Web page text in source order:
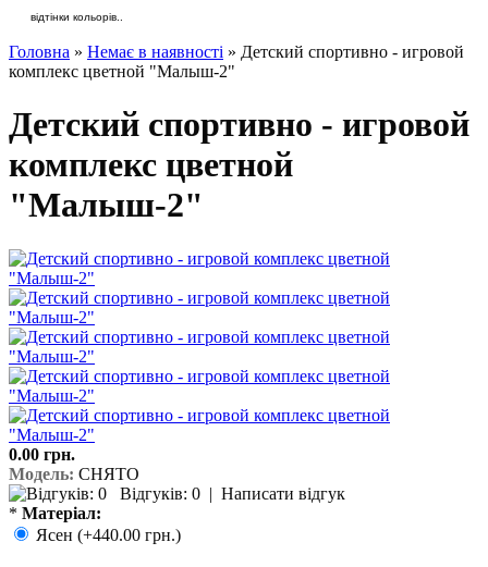
відтінки кольорів..
Головна » Немає в наявності » Детский спортивно - игровой
комплекс цветной "Малыш-2"
Детский спортивно - игровой
комплекс цветной
"Малыш-2"
0.00 грн.
Модель: СНЯТО
Відгуків: 0 | Написати відгук
* Матеріал:
Ясен (+440.00 грн.)